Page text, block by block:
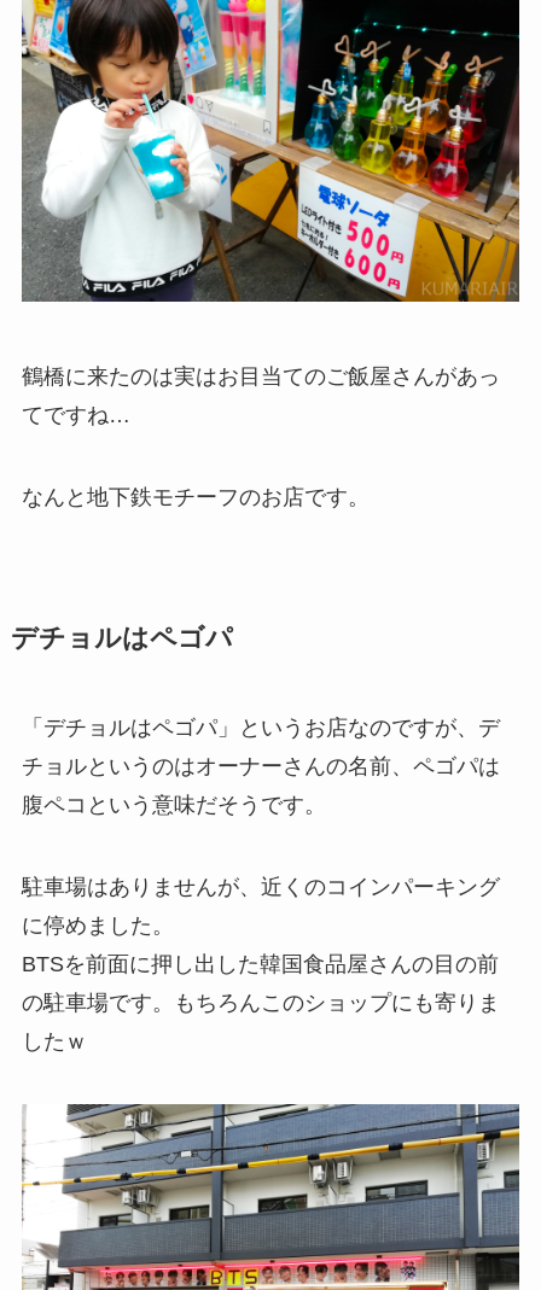
鶴橋に来たのは実はお目当てのご飯屋さんがあっ
てですね…
なんと地下鉄モチーフのお店です。
デチョルはペゴパ
「デチョルはペゴパ」というお店なのですが、デ
チョルというのはオーナーさんの名前、ペゴパは
腹ペコという意味だそうです。
駐車場はありませんが、近くのコインパーキング
に停めました。
BTSを前面に押し出した韓国食品屋さんの目の前
の駐車場です。もちろんこのショップにも寄りま
したｗ